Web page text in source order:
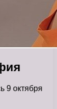
9 октября